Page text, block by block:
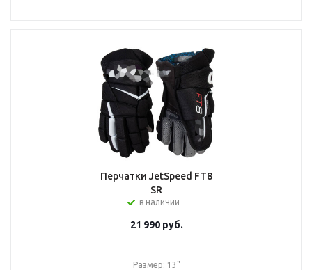
Перчатки JetSpeed FT8
SR
в наличии
21 990руб.
Размер: 13"